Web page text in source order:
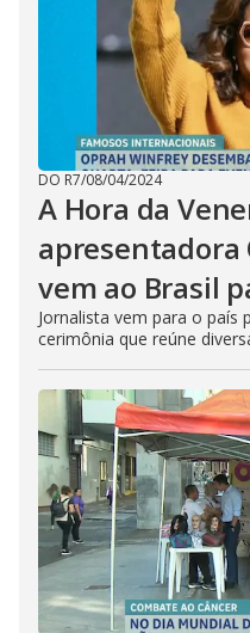
DO R7/08/04/2024
A Hora da
vem ao Brasil
Jornalista vem para o país
cerimônia que reúne